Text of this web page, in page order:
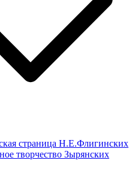
страница Н.Е.Флигинских
творчество Зырянских